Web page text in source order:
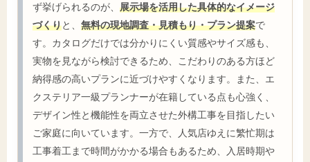
ず挙げられるのが、 展示場を活用した具体的なイメージ
づくりと、 無料の現地調査・見積もり・プラン提案で
す。カタログだけでは分かりにくい質感やサイズ感も、
実物を見ながら検討できるため、こだわりのある方ほど
納得感の高いプランに近づけやすくなります。また、エ
クステリア一級プランナーが在籍している点も心強く、
デザイン性と機能性を両立させた外構工事を目指したい
ご家庭に向いています。一方で、人気店ゆえに繁忙期は
工事着工まで時間がかかる場合もあるため、入居時期や